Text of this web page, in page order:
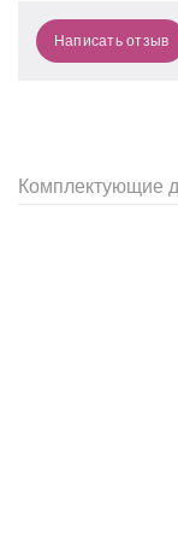
Написать отзыв
Комплектующие